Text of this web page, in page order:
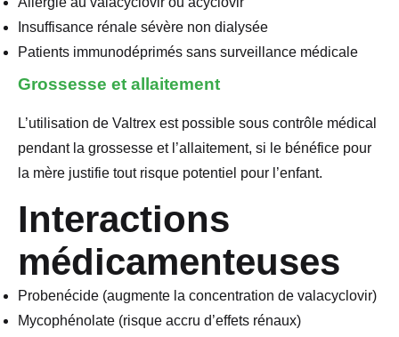
Insuffisance rénale sévère non dialysée
Patients immunodéprimés sans surveillance médicale
Grossesse et allaitement
L’utilisation de Valtrex est possible sous contrôle médical
pendant la grossesse et l’allaitement, si le bénéfice pour
la mère justifie tout risque potentiel pour l’enfant.
Interactions
médicamenteuses
Probenécide (augmente la concentration de valacyclovir)
Mycophénolate (risque accru d’effets rénaux)